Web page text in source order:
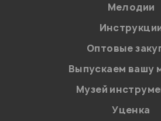
на обработку
Политикой в
персональных данных.
Введите проверочное число:
Мелодии
Оптовые
Выпускаем вашу
Музей
Уценка